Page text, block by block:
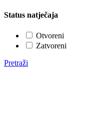
Status natječaja
Otvoreni
Zatvoreni
Pretraži